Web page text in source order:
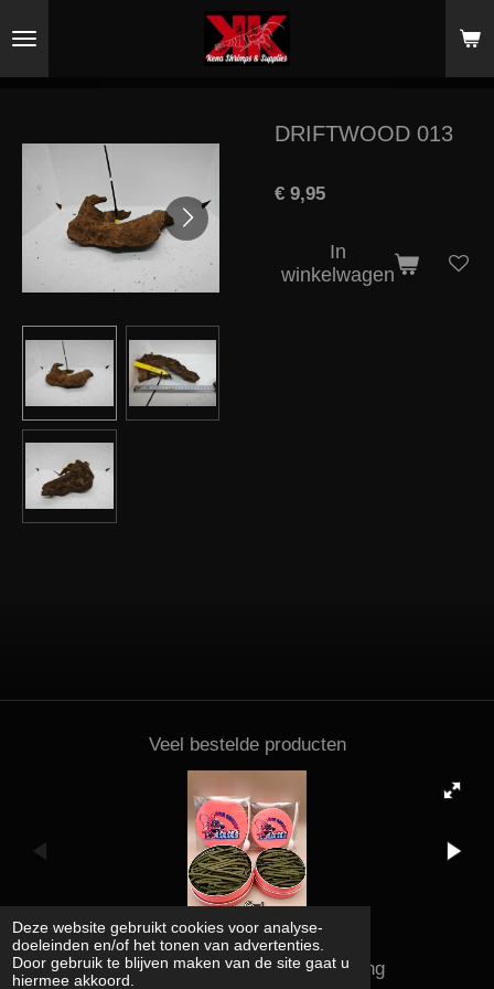
Deze website gebruikt cookies voor analyse-
doeleinden en/of het tonen van advertenties.
Door gebruik te blijven maken van de site gaat u
hiermee akkoord.
direct
DRIFTWOOD 013
€ 9,95
In
winkelwagen
Veel bestelde producten
Kena shrimps and supplies rating